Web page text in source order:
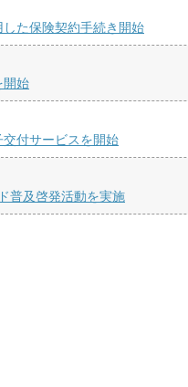
た保険契約手続き開始
開始
付サービスを開始
普及啓発活動を実施